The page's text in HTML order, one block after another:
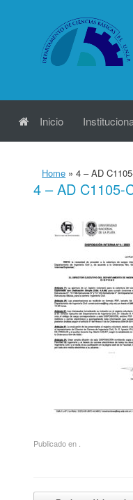
Inicio
Home » 4 – AD
4 – AD C1105-
Publicado en .